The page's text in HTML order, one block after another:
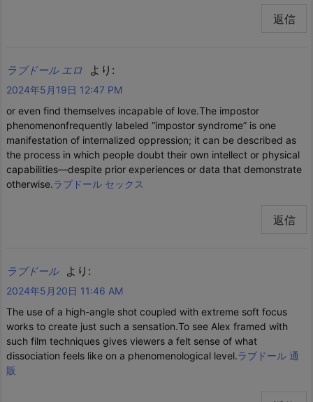
返信
ラブドール エロ より:
2024年5月19日 12:47 PM
or even find themselves incapable of love.The impostor
phenomenonfrequently labeled “impostor syndrome” is one
manifestation of internalized oppression; it can be described as
the process in which people doubt their own intellect or physical
capabilities—despite prior experiences or data that demonstrate
otherwise.ラブドール セックス
返信
ラブドール より:
2024年5月20日 11:46 AM
The use of a high-angle shot coupled with extreme soft focus
works to create just such a sensation.To see Alex framed with
such film techniques gives viewers a felt sense of what
dissociation feels like on a phenomenological level.ラブドール 通
販